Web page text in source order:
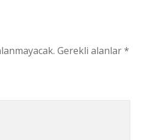
Gerekli alanlar*